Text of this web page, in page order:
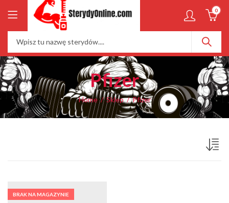
0
Pfizer
Home Sklep Pfizer
BRAK NA MAGAZYNIE